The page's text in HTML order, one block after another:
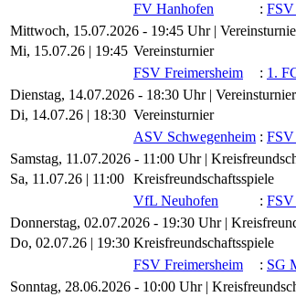
FV Hanhofen
: FSV
Mittwoch, 15.07.2026 - 19:45 Uhr |
Mi, 15.07.26 | 19:45 Vereinsturnier
FSV Freimersheim
: 1.
Dienstag, 14.07.2026 - 18:30 Uhr | Vereinsturnier
Di, 14.07.26 | 18:30 Vereinsturnier
ASV Schwegenheim : FSV
Samstag, 11.07.2026 - 11:00 Uhr |
Sa, 11.07.26 | 11:00 Kreisfreundschaftsspiele
VfL Neuhofen
: FSV
Donnerstag, 02.07.2026 - 19:30 Uhr |
Do, 02.07.26 | 19:30 Kreisfreundschaftsspiele
FSV Freimersheim
: SG
Sonntag, 28.06.2026 - 10:00 Uhr |